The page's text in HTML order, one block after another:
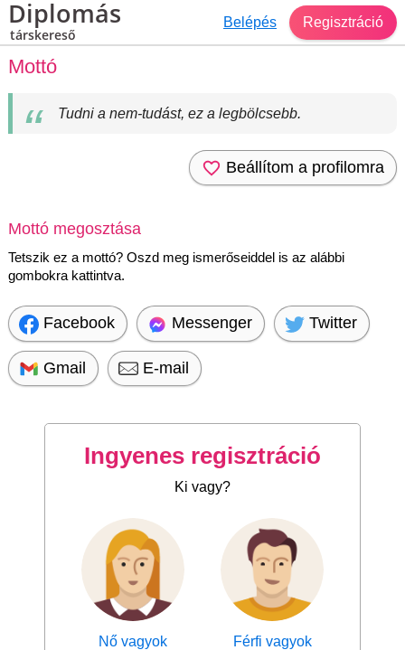
Diplomás
társkereső
Belépés Regisztráció
Mottó
Tudni a nem-tudást, ez a legbölcsebb.
Beállítom a profilomra
Mottó megosztása
Tetszik ez a mottó? Oszd meg ismerőseiddel is az alábbi
gombokra kattintva.
Facebook Messenger Twitter
Gmail E-mail
Ingyenes regisztráció
Ki vagy?
Nő vagyok Férfi vagyok